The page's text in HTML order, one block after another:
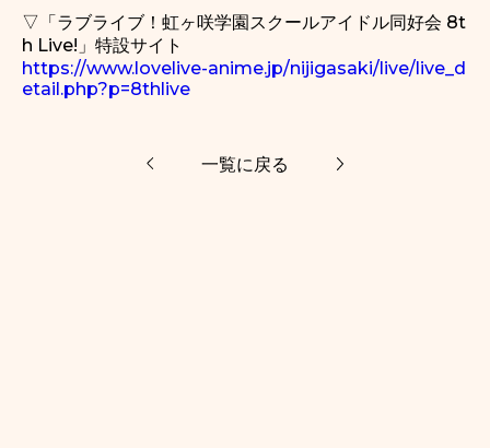
▽「ラブライブ！虹ヶ咲学園スクールアイドル同好会 8t
h Live!」特設サイト
https://www.lovelive-anime.jp/nijigasaki/live/live_d
etail.php?p=8thlive
一覧に戻る